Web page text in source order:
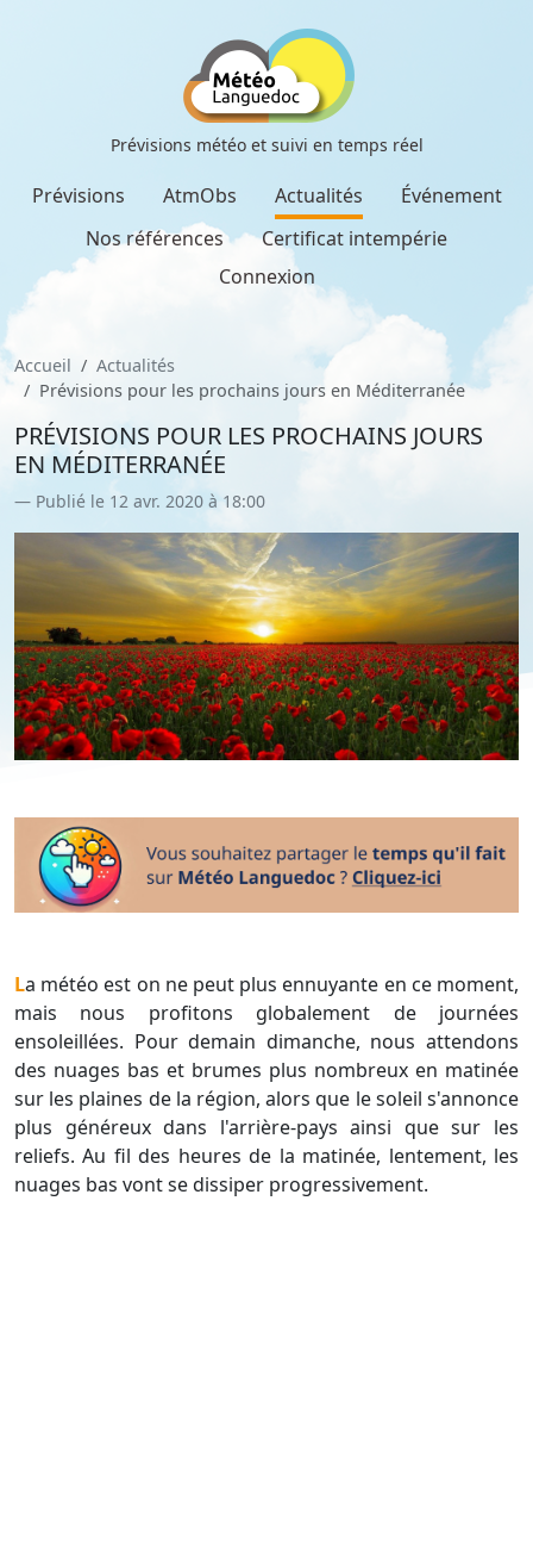
Prévisions météo et suivi en temps réel
Prévisions AtmObs Actualités
Événement
Nos références
Certificat intempérie
Connexion
Accueil
Actualités
Prévisions pour les prochains jours en Méditerranée
PRÉVISIONS POUR LES PROCHAINS JOURS
EN MÉDITERRANÉE
Publié le 12 avr. 2020 à 18:00
La météo est on ne peut plus ennuyante en ce moment,
mais nous profitons globalement de journées
ensoleillées. Pour demain dimanche, nous attendons
des nuages bas et brumes plus nombreux en matinée
sur les plaines de la région, alors que le soleil s'annonce
plus généreux dans l'arrière-pays ainsi que sur les
reliefs. Au fil des heures de la matinée, lentement, les
nuages bas vont se dissiper progressivement.